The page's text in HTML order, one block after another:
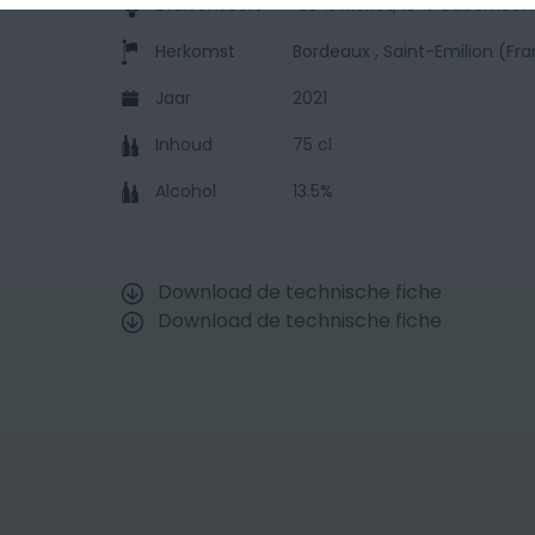
Druivensoort
85 % Merlot, 13 % Cabernet
Herkomst
Bordeaux , Saint-Emilion
Jaar
2021
Inhoud
75 cl
Alcohol
13.5%
Download de technische fiche
Download de technische fiche